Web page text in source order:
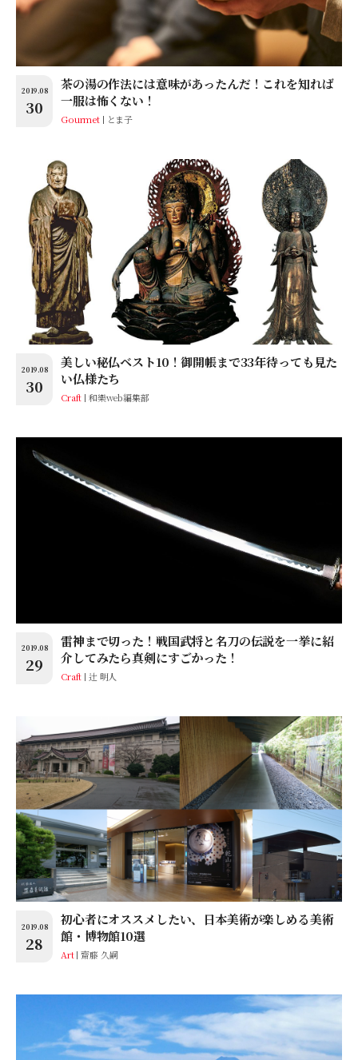
2019.08
30
茶の湯の作法には意味があったんだ！これを知れば
一服は怖くない！
Gourmet とま子
2019.08
30
美しい秘仏ベスト10！御開帳まで33年待っても見た
い仏様たち
Craft 和樂web編集部
2019.08
29
雷神まで切った！戦国武将と名刀の伝説を一挙に紹
介してみたら真剣にすごかった！
Craft 辻 明人
2019.08
28
初心者にオススメしたい、日本美術が楽しめる美術
館・博物館10選
Art 齋藤 久嗣